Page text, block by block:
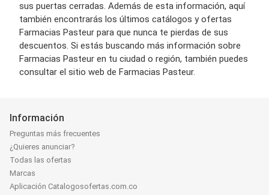
sus puertas cerradas. Además de esta información, aquí
también encontrarás los últimos catálogos y ofertas
Farmacias Pasteur para que nunca te pierdas de sus
descuentos. Si estás buscando más información sobre
Farmacias Pasteur en tu ciudad o región, también puedes
consultar el sitio web de Farmacias Pasteur.
Información
Preguntas más frecuentes
¿Quieres anunciar?
Todas las ofertas
Marcas
Aplicación Catalogosofertas.com.co